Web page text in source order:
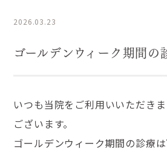
2026.03.23
ゴールデンウィーク期間の
いつも当院をご利用いいただき
ございます。
ゴールデンウィーク期間の診療は